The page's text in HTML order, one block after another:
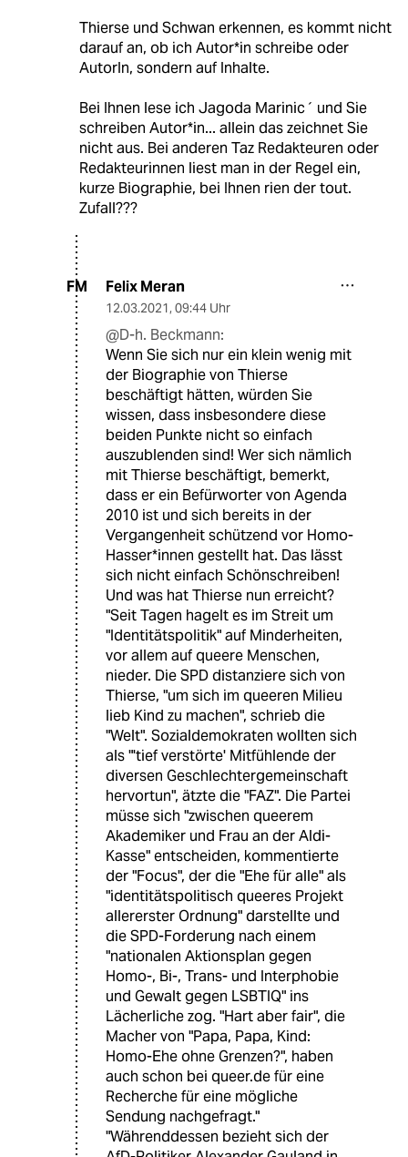
Thierse und Schwan erkennen, es kommt nicht
darauf an, ob ich Autor*in schreibe oder
AutorIn, sondern auf Inhalte.
Bei Ihnen lese ich Jagoda Marinic´ und Sie
schreiben Autor*in... allein das zeichnet Sie
nicht aus. Bei anderen Taz Redakteuren oder
Redakteurinnen liest man in der Regel ein,
kurze Biographie, bei Ihnen rien der tout.
Zufall???
FM Felix Meran
12.03.2021, 09:44 Uhr
@D-h. Beckmann:
Wenn Sie sich nur ein klein wenig mit
der Biographie von Thierse
beschäftigt hätten, würden Sie
wissen, dass insbesondere diese
beiden Punkte nicht so einfach
auszublenden sind! Wer sich nämlich
mit Thierse beschäftigt, bemerkt,
dass er ein Befürworter von Agenda
2010 ist und sich bereits in der
Vergangenheit schützend vor Homo-
Hasser*innen gestellt hat. Das lässt
sich nicht einfach Schönschreiben!
Und was hat Thierse nun erreicht?
"Seit Tagen hagelt es im Streit um
"Identitätspolitik" auf Minderheiten,
vor allem auf queere Menschen,
nieder. Die SPD distanziere sich von
Thierse, "um sich im queeren Milieu
lieb Kind zu machen", schrieb die
"Welt". Sozialdemokraten wollten sich
als "'tief verstörte' Mitfühlende der
diversen Geschlechtergemeinschaft
hervortun", ätzte die "FAZ". Die Partei
müsse sich "zwischen queerem
Akademiker und Frau an der Aldi-
Kasse" entscheiden, kommentierte
der "Focus", der die "Ehe für alle" als
"identitätspolitisch queeres Projekt
allererster Ordnung" darstellte und
die SPD-Forderung nach einem
"nationalen Aktionsplan gegen
Homo-, Bi-, Trans- und Interphobie
und Gewalt gegen LSBTIQ" ins
Lächerliche zog. "Hart aber fair", die
Macher von "Papa, Papa, Kind:
Homo-Ehe ohne Grenzen?", haben
auch schon bei queer.de für eine
Recherche für eine mögliche
Sendung nachgefragt."
"Währenddessen bezieht sich der